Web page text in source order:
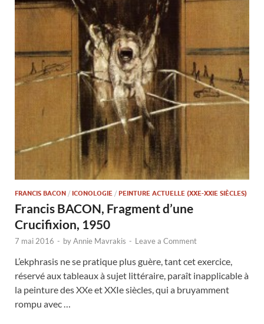
FRANCIS BACON / ICONOLOGIE / PEINTURE ACTUELLE (XXE-XXIE SIÈCLES)
Francis BACON, Fragment d’une
Crucifixion, 1950
7 mai 2016 - byAnnie Mavrakis - Leave a Comment
L’ekphrasis ne se pratique plus guère, tant cet exercice,
réservé aux tableaux à sujet littéraire, paraît inapplicable à
la peinture des XXe et XXIe siècles, qui a bruyamment
rompu avec …